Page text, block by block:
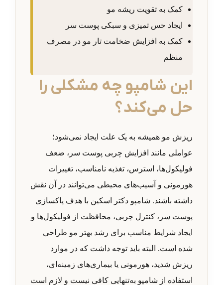
کمک به تقویت ریشه مو
ایجاد حس تمیزی و سبکی پوست سر
کمک به افزایش ضخامت تار مو در مصرف
منظم
این شامپو چه مشکلی را
حل می‌کند؟
ریزش مو همیشه به یک علت ایجاد نمی‌شود؛
عواملی مانند افزایش چربی پوست سر، ضعف
فولیکول‌ها، استرس، تغذیه نامناسب، تغییرات
هورمونی و آسیب‌های محیطی می‌توانند در آن نقش
داشته باشند. شامپو دکتر اسکین با هدف پاکسازی
پوست سر، کنترل چربی، محافظت از فولیکول‌ها و
ایجاد شرایط مناسب برای رشد بهتر مو طراحی
شده است. البته باید توجه داشت که در موارد
ریزش شدید، هورمونی یا بیماری‌های زمینه‌ای،
استفاده از شامپو به‌تنهایی کافی نیست و لازم است